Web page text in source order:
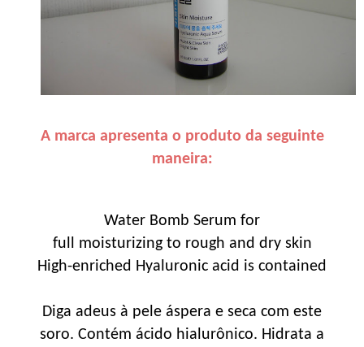
A marca apresenta o produto da seguinte
maneira:
Water Bomb Serum for
full moisturizing to rough and dry skin
High-enriched Hyaluronic acid is contained
Diga adeus à pele áspera e seca com este
soro. Contém ácido hialurônico. Hidrata a